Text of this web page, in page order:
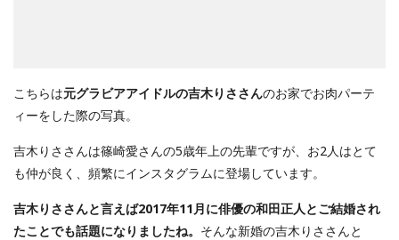
こちらは元グラビアアイドルの吉木りささんのお家でお肉パーテ
ィーをした際の写真。
吉木りささんは篠崎愛さんの5歳年上の先輩ですが、お2人はとて
も仲が良く、頻繁にインスタグラムに登場しています。
吉木りささんと言えば2017年11月に俳優の和田正人とご結婚され
たことでも話題になりましたね。 そんな新婚の吉木りささんと